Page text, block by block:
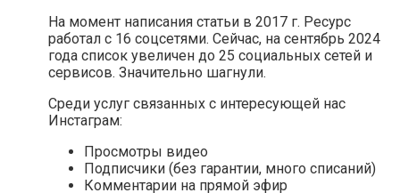
На момент написания статьи в 2017 г. Ресурс
работал с 16 соцсетями. Сейчас, на сентябрь 2024
года список увеличен до 25 социальных сетей и
сервисов. Значительно шагнули.
Среди услуг связанных с интересующей нас
Инстаграм:
Просмотры видео
Подписчики (без гарантии, много списаний)
Комментарии на прямой эфир